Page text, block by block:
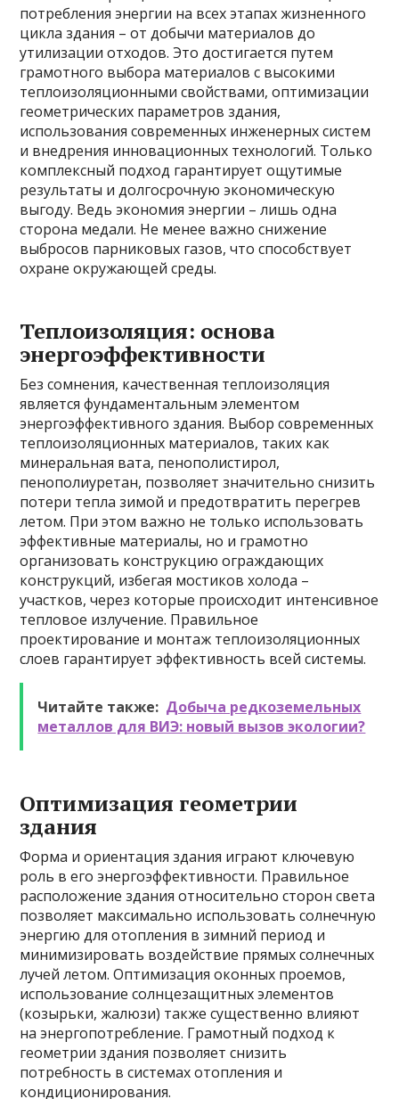
потребления энергии на всех этапах жизненного
цикла здания – от добычи материалов до
утилизации отходов. Это достигается путем
грамотного выбора материалов с высокими
теплоизоляционными свойствами, оптимизации
геометрических параметров здания,
использования современных инженерных систем
и внедрения инновационных технологий. Только
комплексный подход гарантирует ощутимые
результаты и долгосрочную экономическую
выгоду. Ведь экономия энергии – лишь одна
сторона медали. Не менее важно снижение
выбросов парниковых газов, что способствует
охране окружающей среды.
Теплоизоляция: основа
энергоэффективности
Без сомнения, качественная теплоизоляция
является фундаментальным элементом
энергоэффективного здания. Выбор современных
теплоизоляционных материалов, таких как
минеральная вата, пенополистирол,
пенополиуретан, позволяет значительно снизить
потери тепла зимой и предотвратить перегрев
летом. При этом важно не только использовать
эффективные материалы, но и грамотно
организовать конструкцию ограждающих
конструкций, избегая мостиков холода –
участков, через которые происходит интенсивное
тепловое излучение. Правильное
проектирование и монтаж теплоизоляционных
слоев гарантирует эффективность всей системы.
Читайте также: Добыча редкоземельных
металлов для ВИЭ: новый вызов экологии?
Оптимизация геометрии
здания
Форма и ориентация здания играют ключевую
роль в его энергоэффективности. Правильное
расположение здания относительно сторон света
позволяет максимально использовать солнечную
энергию для отопления в зимний период и
минимизировать воздействие прямых солнечных
лучей летом. Оптимизация оконных проемов,
использование солнцезащитных элементов
(козырьки, жалюзи) также существенно влияют
на энергопотребление. Грамотный подход к
геометрии здания позволяет снизить
потребность в системах отопления и
кондиционирования.